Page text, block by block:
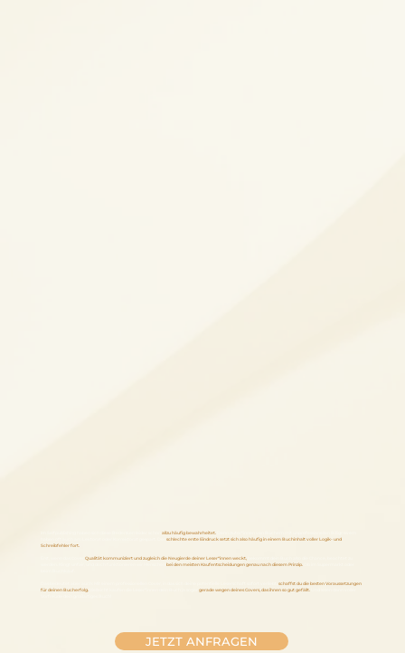
allzu häufig bewahrheitet.
schlechte erste Eindruck setzt sich also häufig in einem Buchinhalt voller Logik- und
Schreibfehler fort.
Qualität kommuniziert und zugleich die Neugierde deiner Leser*innen weckt,
bei den meisten Kaufentscheidungen genau nach diesem Prinzip.
schaffst du die besten Voraussetzungen
für deinen Bucherfolg.
gerade wegen deines Covers, das ihnen so gut gefällt.
JETZT ANFRAGEN